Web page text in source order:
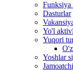
Funksiya
Dasturlar
Yo'l
Yuqori
Yoshlar